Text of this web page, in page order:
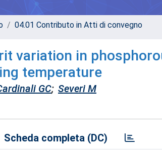
04.01 Contributo in Atti di convegno
variation in
temperature
GC; Severi M
Scheda completa (DC)